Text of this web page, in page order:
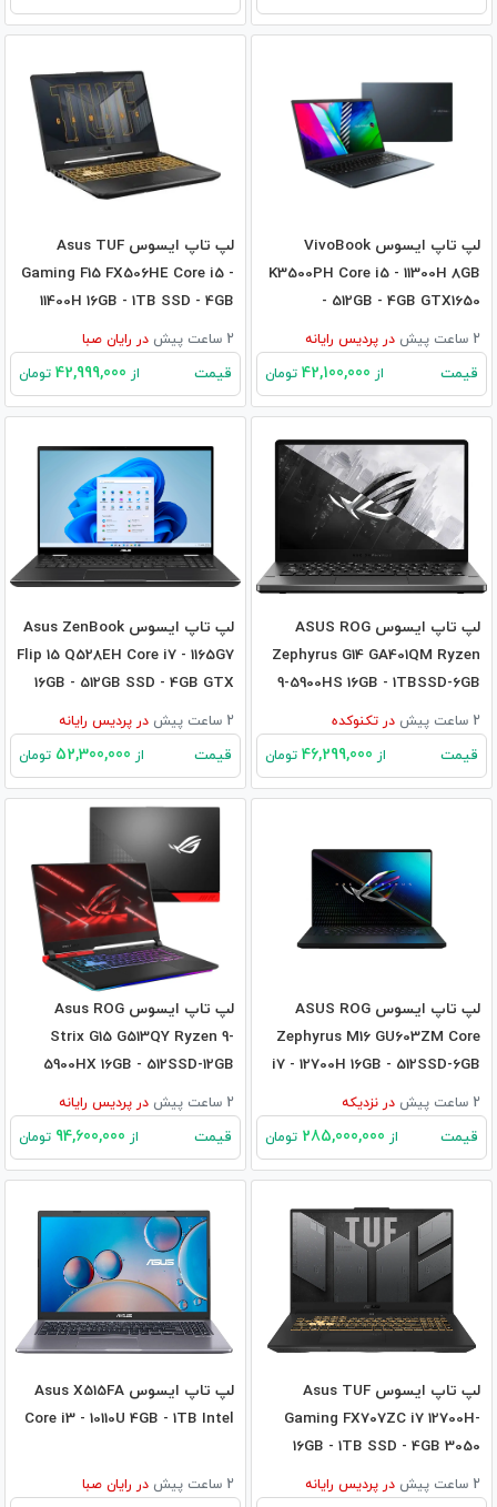
لپ تاپ ایسوس VivoBook
K3500PH Core i5 - 11300H 8GB
- 512GB - 4GB GTX1650
2 ساعت پیش در پردیس رایانه
قیمت از تومان
لپ تاپ ایسوس Asus TUF
Gaming F15 FX506HE Core i5 -
11400H 16GB - 1TB SSD - 4GB
3050Ti2 ساعت پیش در رایان صبا
قیمت از تومان
لپ تاپ ایسوس ASUS ROG
Zephyrus G14 GA401QM Ryzen
9-5900HS 16GB - 1TBSSD-6GB
RTX30602 ساعت پیش در تکنوکده
قیمت از تومان
لپ تاپ ایسوس Asus ZenBook
Flip 15 Q528EH Core i7 - 1165G7
16GB - 512GB SSD - 4GB GTX
16502 ساعت پیش در پردیس رایانه
قیمت از تومان
لپ تاپ ایسوس ASUS ROG
Zephyrus M16 GU603ZM Core
i7 - 12700H 16GB - 512SSD-6GB
RTX30602 ساعت پیش در نزدیکه
قیمت از تومان
لپ تاپ ایسوس Asus ROG
Strix G15 G513QY Ryzen 9-
5900HX 16GB - 512SSD-12GB
RX6800M2 ساعت پیش در پردیس رایانه
قیمت از تومان
لپ تاپ ایسوس Asus TUF
Gaming FX707ZC i7 12700H-
16GB - 1TB SSD - 4GB 3050
2 ساعت پیش در پردیس رایانه
لپ تاپ ایسوس Asus X515FA
Core i3 - 10110U 4GB - 1TB Intel
2 ساعت پیش در رایان صبا